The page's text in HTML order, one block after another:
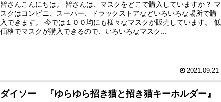
皆さんこんにちは。 皆さんは、マスクをどこで購入していますか？ マ
スクはコンビニ、スーパー、ドラックストアなどいろいろな場所で購
入できます。 今では１００均にも様々なマスクが販売しています。 低
価格でマスクが購入できるので、いろいろなマスク...
2021.09.21
ダイソー 『ゆらゆら招き猫と招き猫キーホルダー』